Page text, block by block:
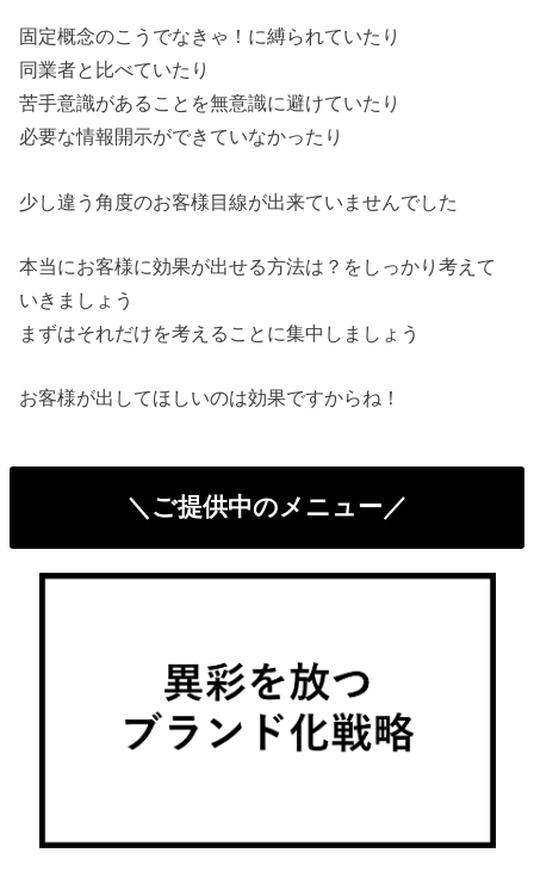
固定概念のこうでなきゃ！に縛られていたり
同業者と比べていたり
苦手意識があることを無意識に避けていたり
必要な情報開示ができていなかったり
少し違う角度のお客様目線が出来ていませんでした
本当にお客様に効果が出せる方法は？をしっかり考えて
いきましょう
まずはそれだけを考えることに集中しましょう
お客様が出してほしいのは効果ですからね！
＼ご提供中のメニュー／